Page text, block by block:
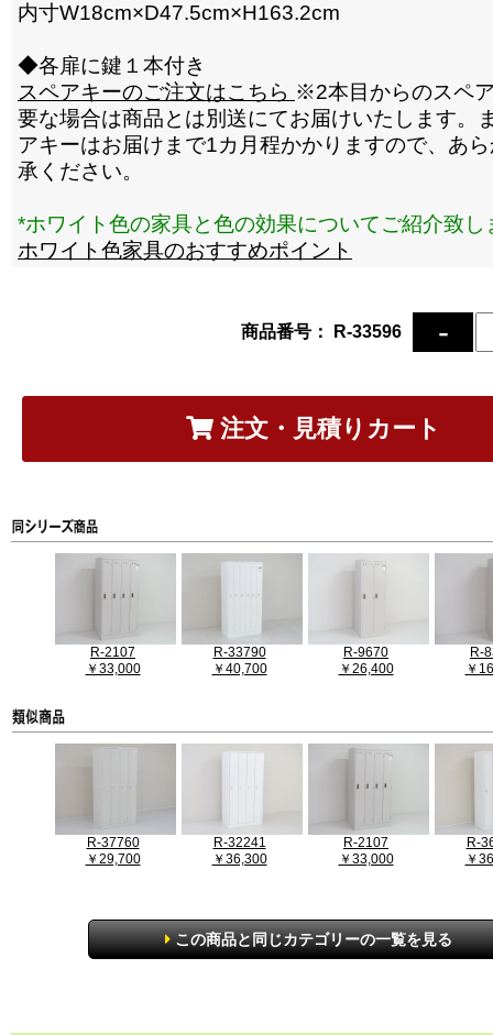
内寸W18cm×D47.5cm×H163.2cm
◆各扉に鍵１本付き
スペアキーのご注文はこちら ※2本目からのスペ
要な場合は商品とは別送にてお届けいたします。
アキーはお届けまで1カ月程かかりますので、あ
承ください。
*ホワイト色の家具と色の効果についてご紹介致し
ホワイト色家具のおすすめポイント
商品番号： R-33596
注文・見積りカート
R-2107
￥33,000
R-33790
￥40,700
R-9670
￥26,400
R-
￥
R-37760
￥29,700
R-32241
￥36,300
R-2107
￥33,000
R-
￥
この商品と同じカテゴリーの一覧を見る